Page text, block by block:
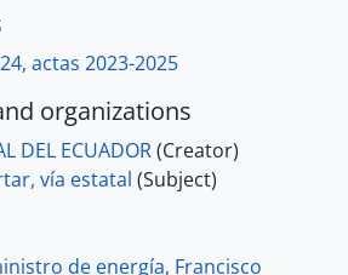
actas 2023-2025
organizations
DEL ECUADOR(Creator)
vía estatal (Subject)
de energía, Francisco